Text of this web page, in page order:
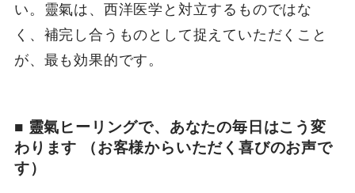
い。靈氣は、西洋医学と対立するものではな
く、補完し合うものとして捉えていただくこと
が、最も効果的です。
■ 靈氣ヒーリングで、あなたの毎日はこう変
わります （お客様からいただく喜びのお声で
す）